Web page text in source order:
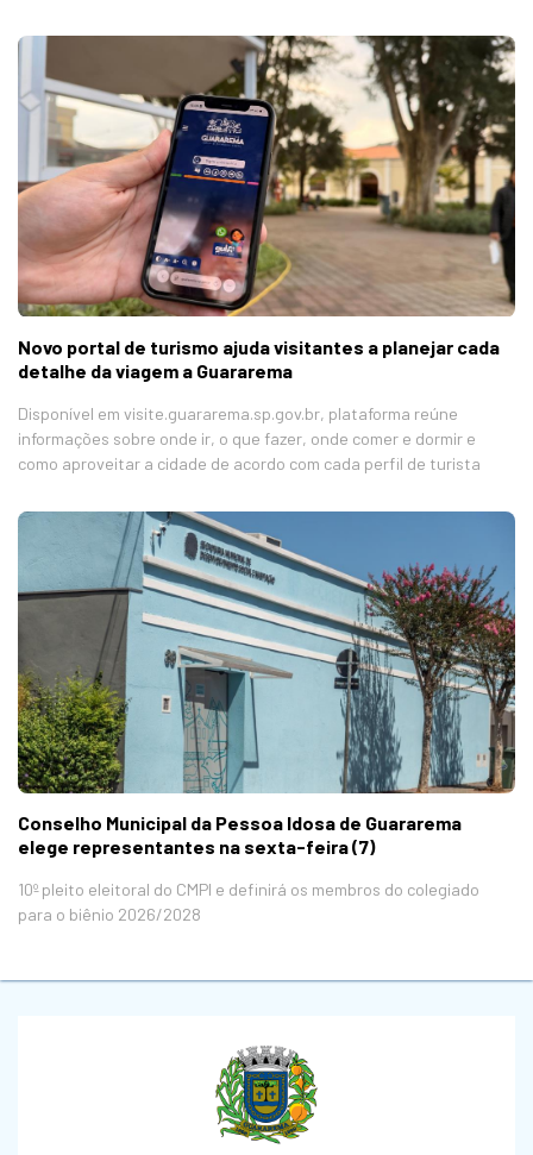
Novo portal de turismo ajuda visitantes a planejar cada
detalhe da viagem a Guararema
Disponível em visite.guararema.sp.gov.br, plataforma reúne
informações sobre onde ir, o que fazer, onde comer e dormir e
como aproveitar a cidade de acordo com cada perfil de turista
Conselho Municipal da Pessoa Idosa de Guararema
elege representantes na sexta-feira (7)
10º pleito eleitoral do CMPI e definirá os membros do colegiado
para o biênio 2026/2028